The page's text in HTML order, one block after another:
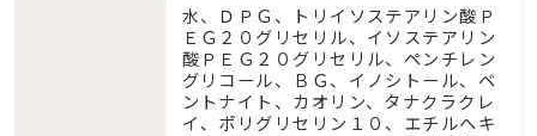
水、ＤＰＧ、トリイソステアリン酸Ｐ
ＥＧ２０グリセリル、イソステアリン
酸ＰＥＧ２０グリセリル、ペンチレン
グリコール、ＢＧ、イノシトール、ベ
ントナイト、カオリン、タナクラクレ
イ、ポリグリセリン１０、エチルヘキ